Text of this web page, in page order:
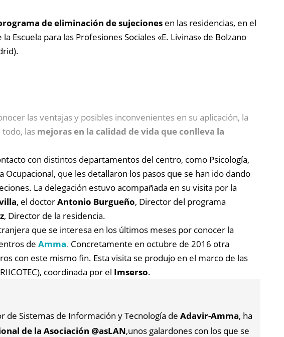
de eliminación de sujeciones en las residencias, en el
Escuela para las Profesiones Sociales «E. Livinas» de Bolzano
las ventajas y posibles inconvenientes en su aplicación, la
las mejoras en la calidad de vida que conlleva la
con distintos departamentos del centro, como Psicología,
que les detallaron los pasos que se han ido dando
La delegación estuvo acompañada en su visita por la
, el doctorAntonio Burgueño, Director del programa
, Director de la residencia.
que se interesa en los últimos meses por conocer la
de Amma. Concretamente en octubre de 2016 otra
con este mismo fin. Esta visita se produjo en el marco de las
coordinada por el Imserso.
de Sistemas de Información y Tecnología de Adavir-Amma, ha
de la Asociación @asLAN,unos galardones con los que se